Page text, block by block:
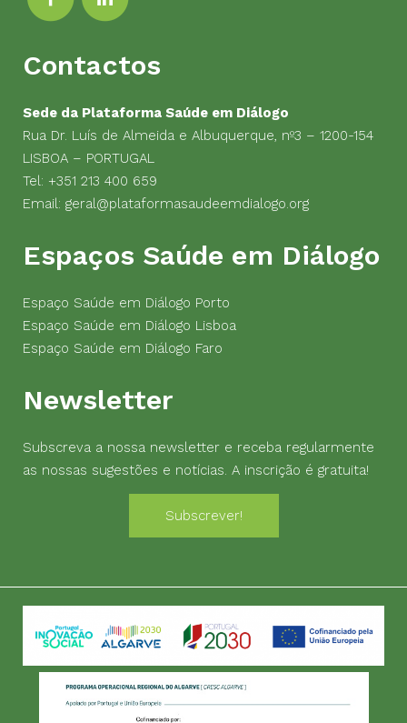
Contactos
Sede da Plataforma Saúde em Diálogo
Rua Dr. Luís de Almeida e Albuquerque, nº3 – 1200-154
LISBOA – PORTUGAL
Tel: +351 213 400 659
Email: geral@plataformasaudeemdialogo.org
Espaços Saúde em Diálogo
Espaço Saúde em Diálogo Porto
Espaço Saúde em Diálogo Lisboa
Espaço Saúde em Diálogo Faro
Newsletter
Subscreva a nossa newsletter e receba regularmente
as nossas sugestões e notícias. A inscrição é gratuita!
Subscrever!